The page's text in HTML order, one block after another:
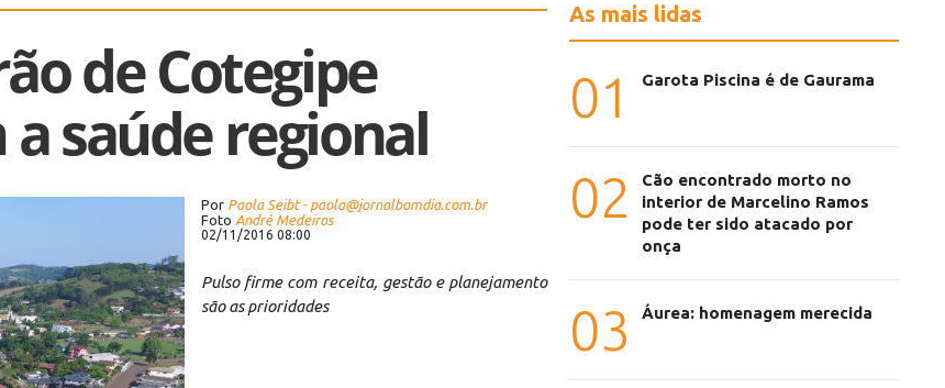
de Cotegipe
saúde regional
Por Paola Seibt - paola@jornalbomdia.com.br
Foto André Medeiros
02/11/2016 08:00
Pulso firme com receita, gestão e planejamento
são as prioridades
As mais lidas
01 Garota Piscina é de Gaurama
02
Cão encontrado morto no
interior de Marcelino Ramos
pode ter sido atacado por
onça
03 Áurea: homenagem merecida